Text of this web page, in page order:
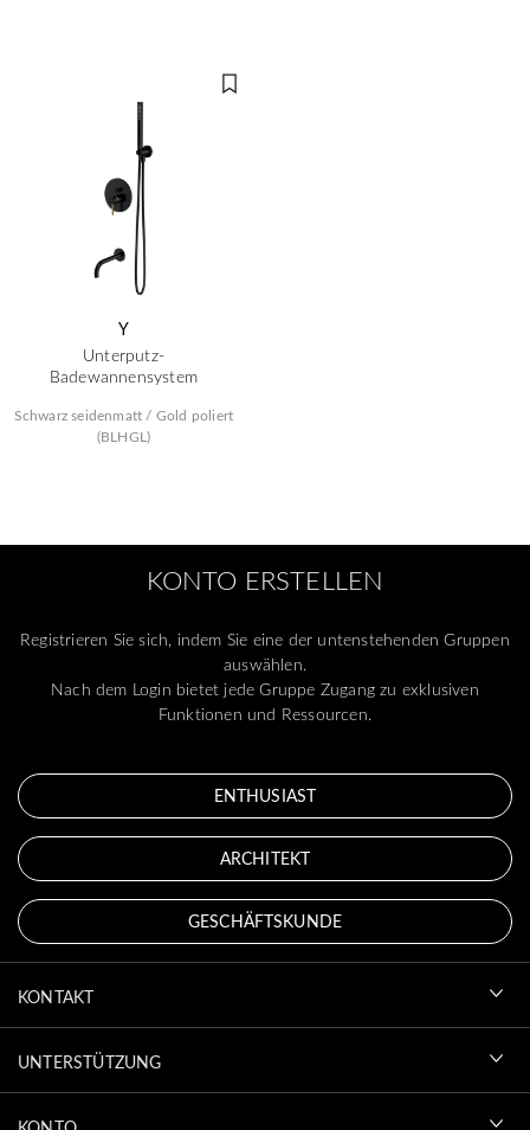
Y
Unterputz-
Badewannensystem
Schwarz seidenmatt / Gold poliert
(BLHGL)
KONTO ERSTELLEN
Registrieren Sie sich, indem Sie eine der untenstehenden Gruppen
auswählen.
Nach dem Login bietet jede Gruppe Zugang zu exklusiven
Funktionen und Ressourcen.
ENTHUSIAST
ARCHITEKT
GESCHÄFTSKUNDE
KONTAKT
UNTERSTÜTZUNG